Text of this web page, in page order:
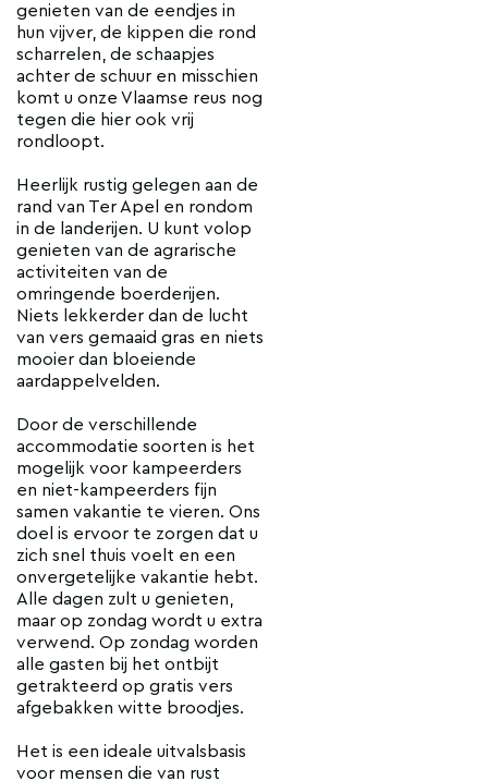
genieten van de eendjes in
hun vijver, de kippen die rond
scharrelen, de schaapjes
achter de schuur en misschien
komt u onze Vlaamse reus nog
tegen die hier ook vrij
rondloopt.
Heerlijk rustig gelegen aan de
rand van Ter Apel en rondom
in de landerijen. U kunt volop
genieten van de agrarische
activiteiten van de
omringende boerderijen.
Niets lekkerder dan de lucht
van vers gemaaid gras en niets
mooier dan bloeiende
aardappelvelden.
Door de verschillende
accommodatie soorten is het
mogelijk voor kampeerders
en niet-kampeerders fijn
samen vakantie te vieren. Ons
doel is ervoor te zorgen dat u
zich snel thuis voelt en een
onvergetelijke vakantie hebt.
Alle dagen zult u genieten,
maar op zondag wordt u extra
verwend. Op zondag worden
alle gasten bij het ontbijt
getrakteerd op gratis vers
afgebakken witte broodjes.
Het is een ideale uitvalsbasis
voor mensen die van rust